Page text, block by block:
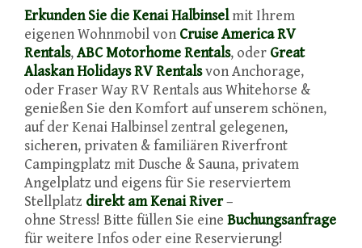
Erkunden Sie die Kenai Halbinsel mit Ihrem
eigenen Wohnmobil von Cruise America RV
Rentals,ABC Motorhome Rentals, oder Great
Alaskan Holidays RV Rentalsvon Anchorage,
oder Fraser Way RV Rentals aus Whitehorse &
genießen Sie den Komfort auf unserem schönen,
auf der Kenai Halbinsel zentral gelegenen,
sicheren, privaten & familiären Riverfront
Campingplatz mit Dusche & Sauna, privatem
Angelplatz und eigens für Sie reserviertem
Stellplatz direkt am Kenai River–
ohne Stress! Bitte füllen Sie eine Buchungsanfrage
für weitere Infos oder eine Reservierung!